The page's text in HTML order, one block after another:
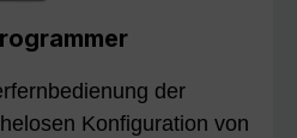
der
Konfiguration von